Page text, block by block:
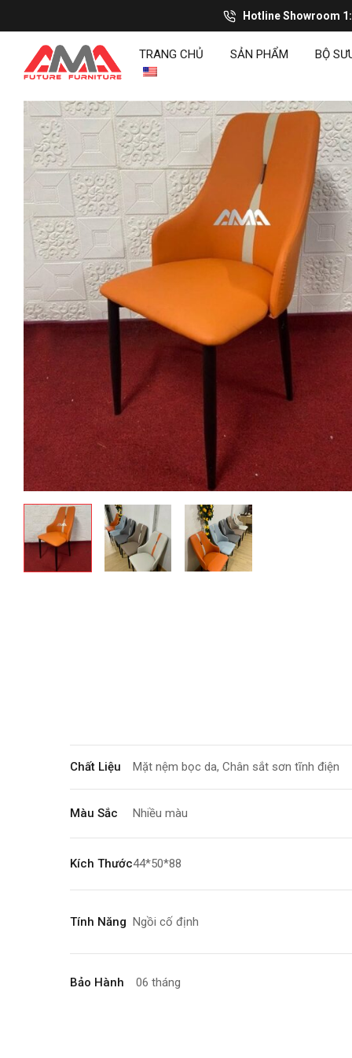
Hotline Showroom 1
TRANG CHỦ SẢN PHẨM BỘ
Chất Liệu Mặt nệm bọc da, Chân sắt sơn tĩnh điện
Màu Sắc Nhiều màu
Kích Thước44*50*88
Tính Năng Ngồi cố định
Bảo Hành 06 tháng